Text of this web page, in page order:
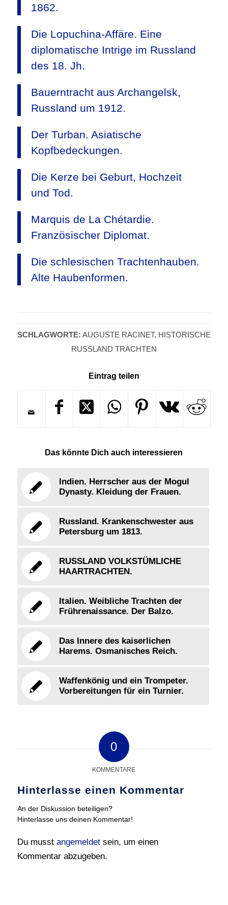
1862.
Die Lopuchina-Affäre. Eine
diplomatische Intrige im Russland
des 18. Jh.
Bauerntracht aus Archangelsk,
Russland um 1912.
Der Turban. Asiatische
Kopfbedeckungen.
Die Kerze bei Geburt, Hochzeit
und Tod.
Marquis de La Chétardie.
Französischer Diplomat.
Die schlesischen Trachtenhauben.
Alte Haubenformen.
SCHLAGWORTE: AUGUSTE RACINET, HISTORISCHE
RUSSLAND TRACHTEN
Eintrag teilen
Das könnte Dich auch interessieren
Indien. Herrscher aus der Mogul
Dynasty. Kleidung der Frauen.
Russland. Krankenschwester aus
Petersburg um 1813.
RUSSLAND VOLKSTÜMLICHE
HAARTRACHTEN.
Italien. Weibliche Trachten der
Frührenaissance. Der Balzo.
Das Innere des kaiserlichen
Harems. Osmanisches Reich.
Waffenkönig und ein Trompeter.
Vorbereitungen für ein Turnier.
0
KOMMENTARE
Hinterlasse einen Kommentar
An der Diskussion beteiligen?
Hinterlasse uns deinen Kommentar!
Du musst angemeldetsein, um einen
Kommentar abzugeben.